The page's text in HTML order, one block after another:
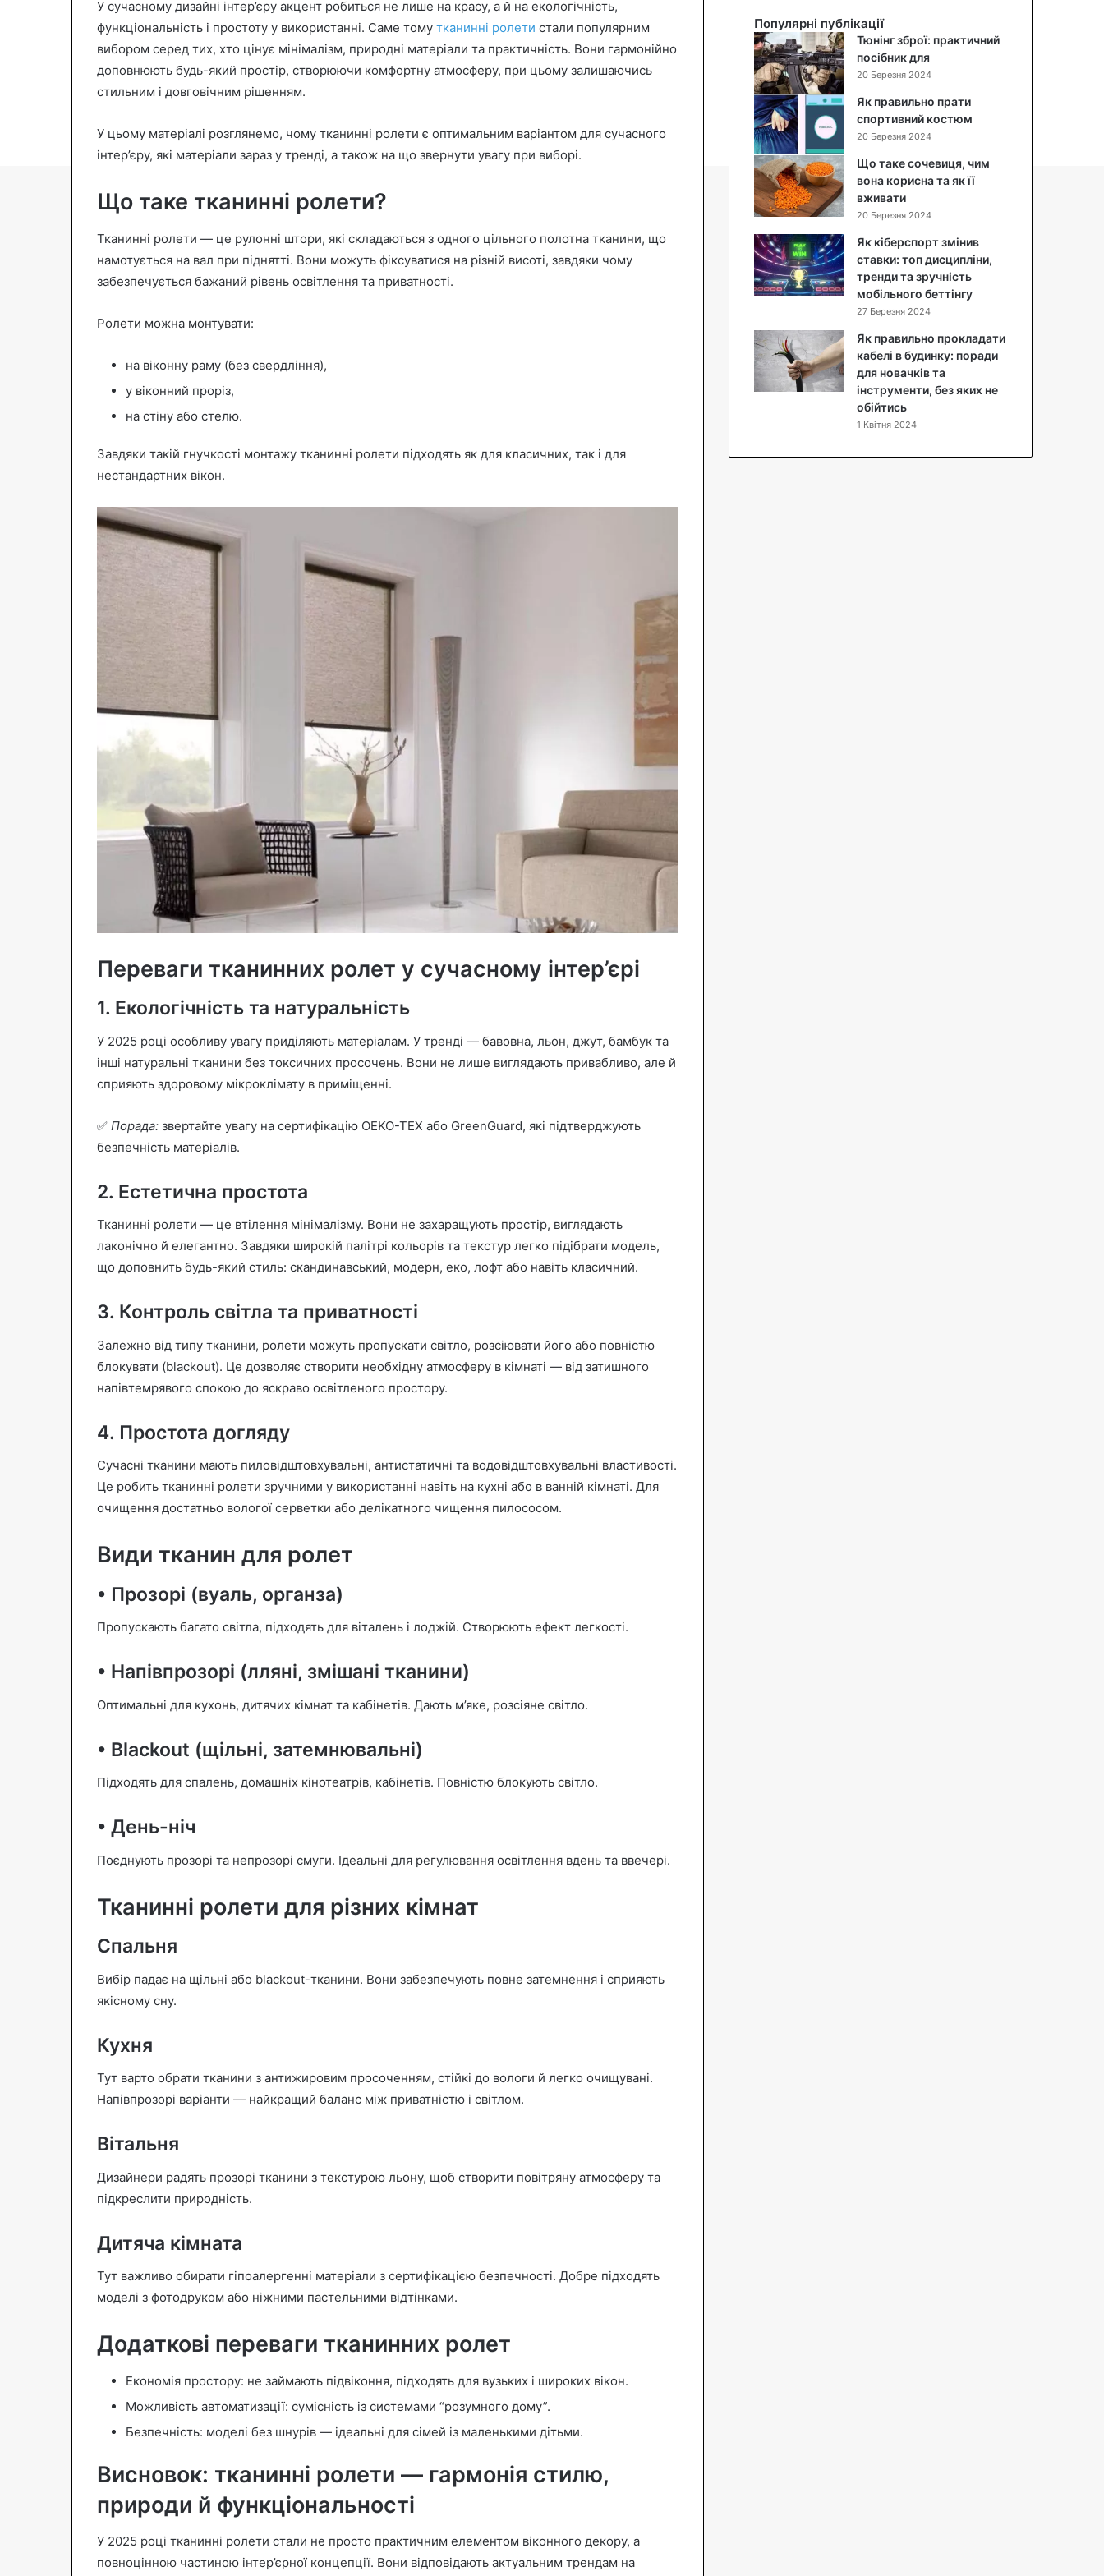
n
e
m
a
i
У сучасному дизайні інтер’єру акцент робиться не лише на красу, а й на екологічність,
функціональність і простоту у використанні. Саме тому тканинні ролети стали популярним
вибором серед тих, хто цінує мінімалізм, природні матеріали та практичність. Вони гармонійно
доповнюють будь-який простір, створюючи комфортну атмосферу, при цьому залишаючись
стильним і довговічним рішенням.
У цьому матеріалі розглянемо, чому тканинні ролети є оптимальним варіантом для сучасного
інтер’єру, які матеріали зараз у тренді, а також на що звернути увагу при виборі.
Що таке тканинні ролети?
Тканинні ролети — це рулонні штори, які складаються з одного цільного полотна тканини, що
намотується на вал при піднятті. Вони можуть фіксуватися на різній висоті, завдяки чому
забезпечується бажаний рівень освітлення та приватності.
Ролети можна монтувати:
на віконну раму (без свердління),
у віконний проріз,
на стіну або стелю.
Завдяки такій гнучкості монтажу тканинні ролети підходять як для класичних, так і для
нестандартних вікон.
Переваги тканинних ролет у сучасному інтер’єрі
1. Екологічність та натуральність
У 2025 році особливу увагу приділяють матеріалам. У тренді — бавовна, льон, джут, бамбук та
інші натуральні тканини без токсичних просочень. Вони не лише виглядають привабливо, але й
сприяють здоровому мікроклімату в приміщенні.
✅ Порада: звертайте увагу на сертифікацію OEKO-TEX або GreenGuard, які підтверджують
безпечність матеріалів.
2. Естетична простота
Тканинні ролети — це втілення мінімалізму. Вони не захаращують простір, виглядають
лаконічно й елегантно. Завдяки широкій палітрі кольорів та текстур легко підібрати модель,
що доповнить будь-який стиль: скандинавський, модерн, еко, лофт або навіть класичний.
3. Контроль світла та приватності
Залежно від типу тканини, ролети можуть пропускати світло, розсіювати його або повністю
блокувати (blackout). Це дозволяє створити необхідну атмосферу в кімнаті — від затишного
напівтемрявого спокою до яскраво освітленого простору.
4. Простота догляду
Сучасні тканини мають пиловідштовхувальні, антистатичні та водовідштовхувальні властивості.
Це робить тканинні ролети зручними у використанні навіть на кухні або в ванній кімнаті. Для
очищення достатньо вологої серветки або делікатного чищення пилососом.
Види тканин для ролет
• Прозорі (вуаль, органза)
Пропускають багато світла, підходять для віталень і лоджій. Створюють ефект легкості.
• Напівпрозорі (лляні, змішані тканини)
Оптимальні для кухонь, дитячих кімнат та кабінетів. Дають м’яке, розсіяне світло.
• Blackout (щільні, затемнювальні)
Підходять для спалень, домашніх кінотеатрів, кабінетів. Повністю блокують світло.
• День-ніч
Поєднують прозорі та непрозорі смуги. Ідеальні для регулювання освітлення вдень та ввечері.
Тканинні ролети для різних кімнат
Спальня
Вибір падає на щільні або blackout-тканини. Вони забезпечують повне затемнення і сприяють
якісному сну.
Кухня
Тут варто обрати тканини з антижировим просоченням, стійкі до вологи й легко очищувані.
Напівпрозорі варіанти — найкращий баланс між приватністю і світлом.
Вітальня
Дизайнери радять прозорі тканини з текстурою льону, щоб створити повітряну атмосферу та
підкреслити природність.
Дитяча кімната
Тут важливо обирати гіпоалергенні матеріали з сертифікацією безпечності. Добре підходять
моделі з фотодруком або ніжними пастельними відтінками.
Додаткові переваги тканинних ролет
Економія простору: не займають підвіконня, підходять для вузьких і широких вікон.
Можливість автоматизації: сумісність із системами “розумного дому”.
Безпечність: моделі без шнурів — ідеальні для сімей із маленькими дітьми.
Висновок: тканинні ролети — гармонія стилю,
природи й функціональності
У 2025 році тканинні ролети стали не просто практичним елементом віконного декору, а
повноцінною частиною інтер’єрної концепції. Вони відповідають актуальним трендам на
с
а
л
а
т
:
п
о
к
р
о
к
о
в
и
й
ц
е
п
т
т
Популярні публікації
Тюнінг зброї: практичний
посібник для
20 Березня 2024
Як правильно прати
спортивний костюм
20 Березня 2024
Що таке сочевиця, чим
вона корисна та як її
вживати
20 Березня 2024
Як кіберспорт змінив
ставки: топ дисципліни,
тренди та зручність
мобільного беттінгу
27 Березня 2024
Як правильно прокладати
кабелі в будинку: поради
для новачків та
інструменти, без яких не
обійтись
1 Квітня 2024